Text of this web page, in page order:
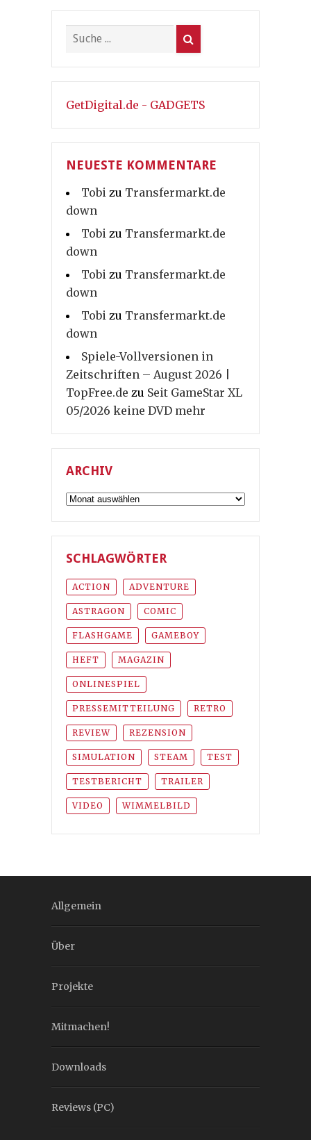
GetDigital.de - GADGETS
NEUESTE KOMMENTARE
Tobi zu Transfermarkt.de
down
Tobi zu Transfermarkt.de
down
Tobi zu Transfermarkt.de
down
Tobi zu Transfermarkt.de
down
Spiele-Vollversionen in
Zeitschriften – August 2026 |
TopFree.de zu Seit GameStar XL
05/2026 keine DVD mehr
ARCHIV
Archiv
SCHLAGWÖRTER
ACTION ADVENTURE
ASTRAGON COMIC
FLASHGAME GAMEBOY
HEFT MAGAZIN
ONLINESPIEL
PRESSEMITTEILUNG RETRO
REVIEW REZENSION
SIMULATION STEAM TEST
TESTBERICHT TRAILER
VIDEO WIMMELBILD
Allgemein
Über
Projekte
Mitmachen!
Downloads
Reviews (PC)